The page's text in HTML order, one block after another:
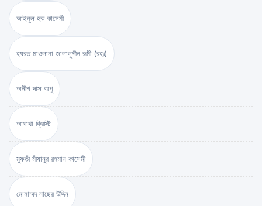
আইনুল হক কাসেমী
হযরত মাওলানা জালালুদ্দীন রূমী (রহঃ)
অনীশ দাস অপু
আগাথা ক্রিস্টি
মুফতী মীযানুর রহমান কাসেমী
মোহাম্মদ নাছের উদ্দিন